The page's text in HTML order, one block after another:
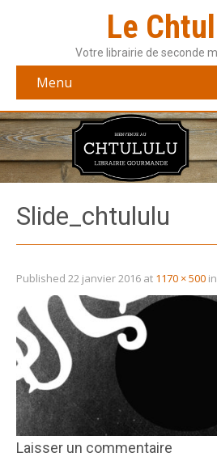
Le
Votre librairie de seconde
Menu
Slide_chtululu
Published 22 janvier 2016 at 1170 × 500 in
Laisser un commentaire